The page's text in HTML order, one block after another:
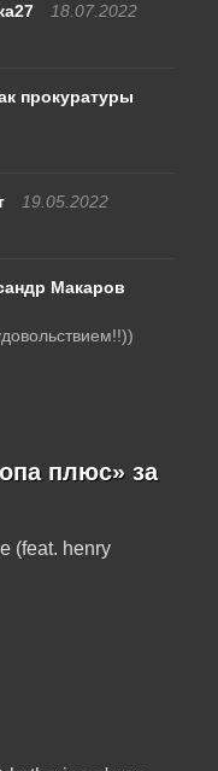
18.07.2022
прокуратуры
19.05.2022
Макаров
плюс» за
(feat. henry